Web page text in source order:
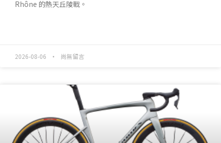
Rhône 的熱天丘陵戰。
2026-08-06 尚無留言